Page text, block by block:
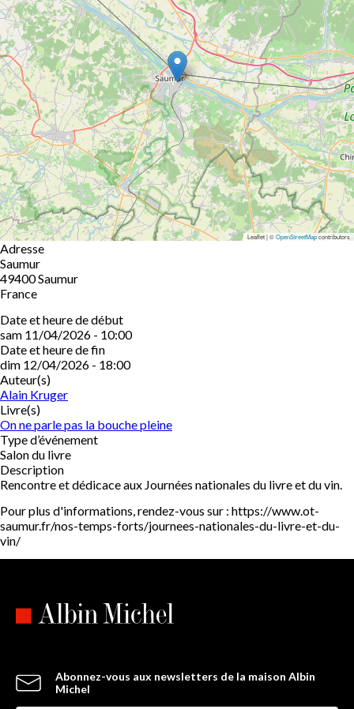
Leaflet | ©OpenStreetMapcontributors
Adresse
Saumur
49400Saumur
France
Date et heure de début
sam 11/04/2026 - 10:00
Date et heure de fin
dim 12/04/2026 - 18:00
Auteur(s)
Alain Kruger
Livre(s)
On ne parle pas la bouche pleine
Type d’événement
Salon du livre
Description
Rencontre et dédicace aux Journées nationales du livre et du vin.
Pour plus d'informations, rendez-vous sur : https://www.ot-
saumur.fr/nos-temps-forts/journees-nationales-du-livre-et-du-
vin/
Abonnez-vous aux newsletters de la maison Albin
Michel